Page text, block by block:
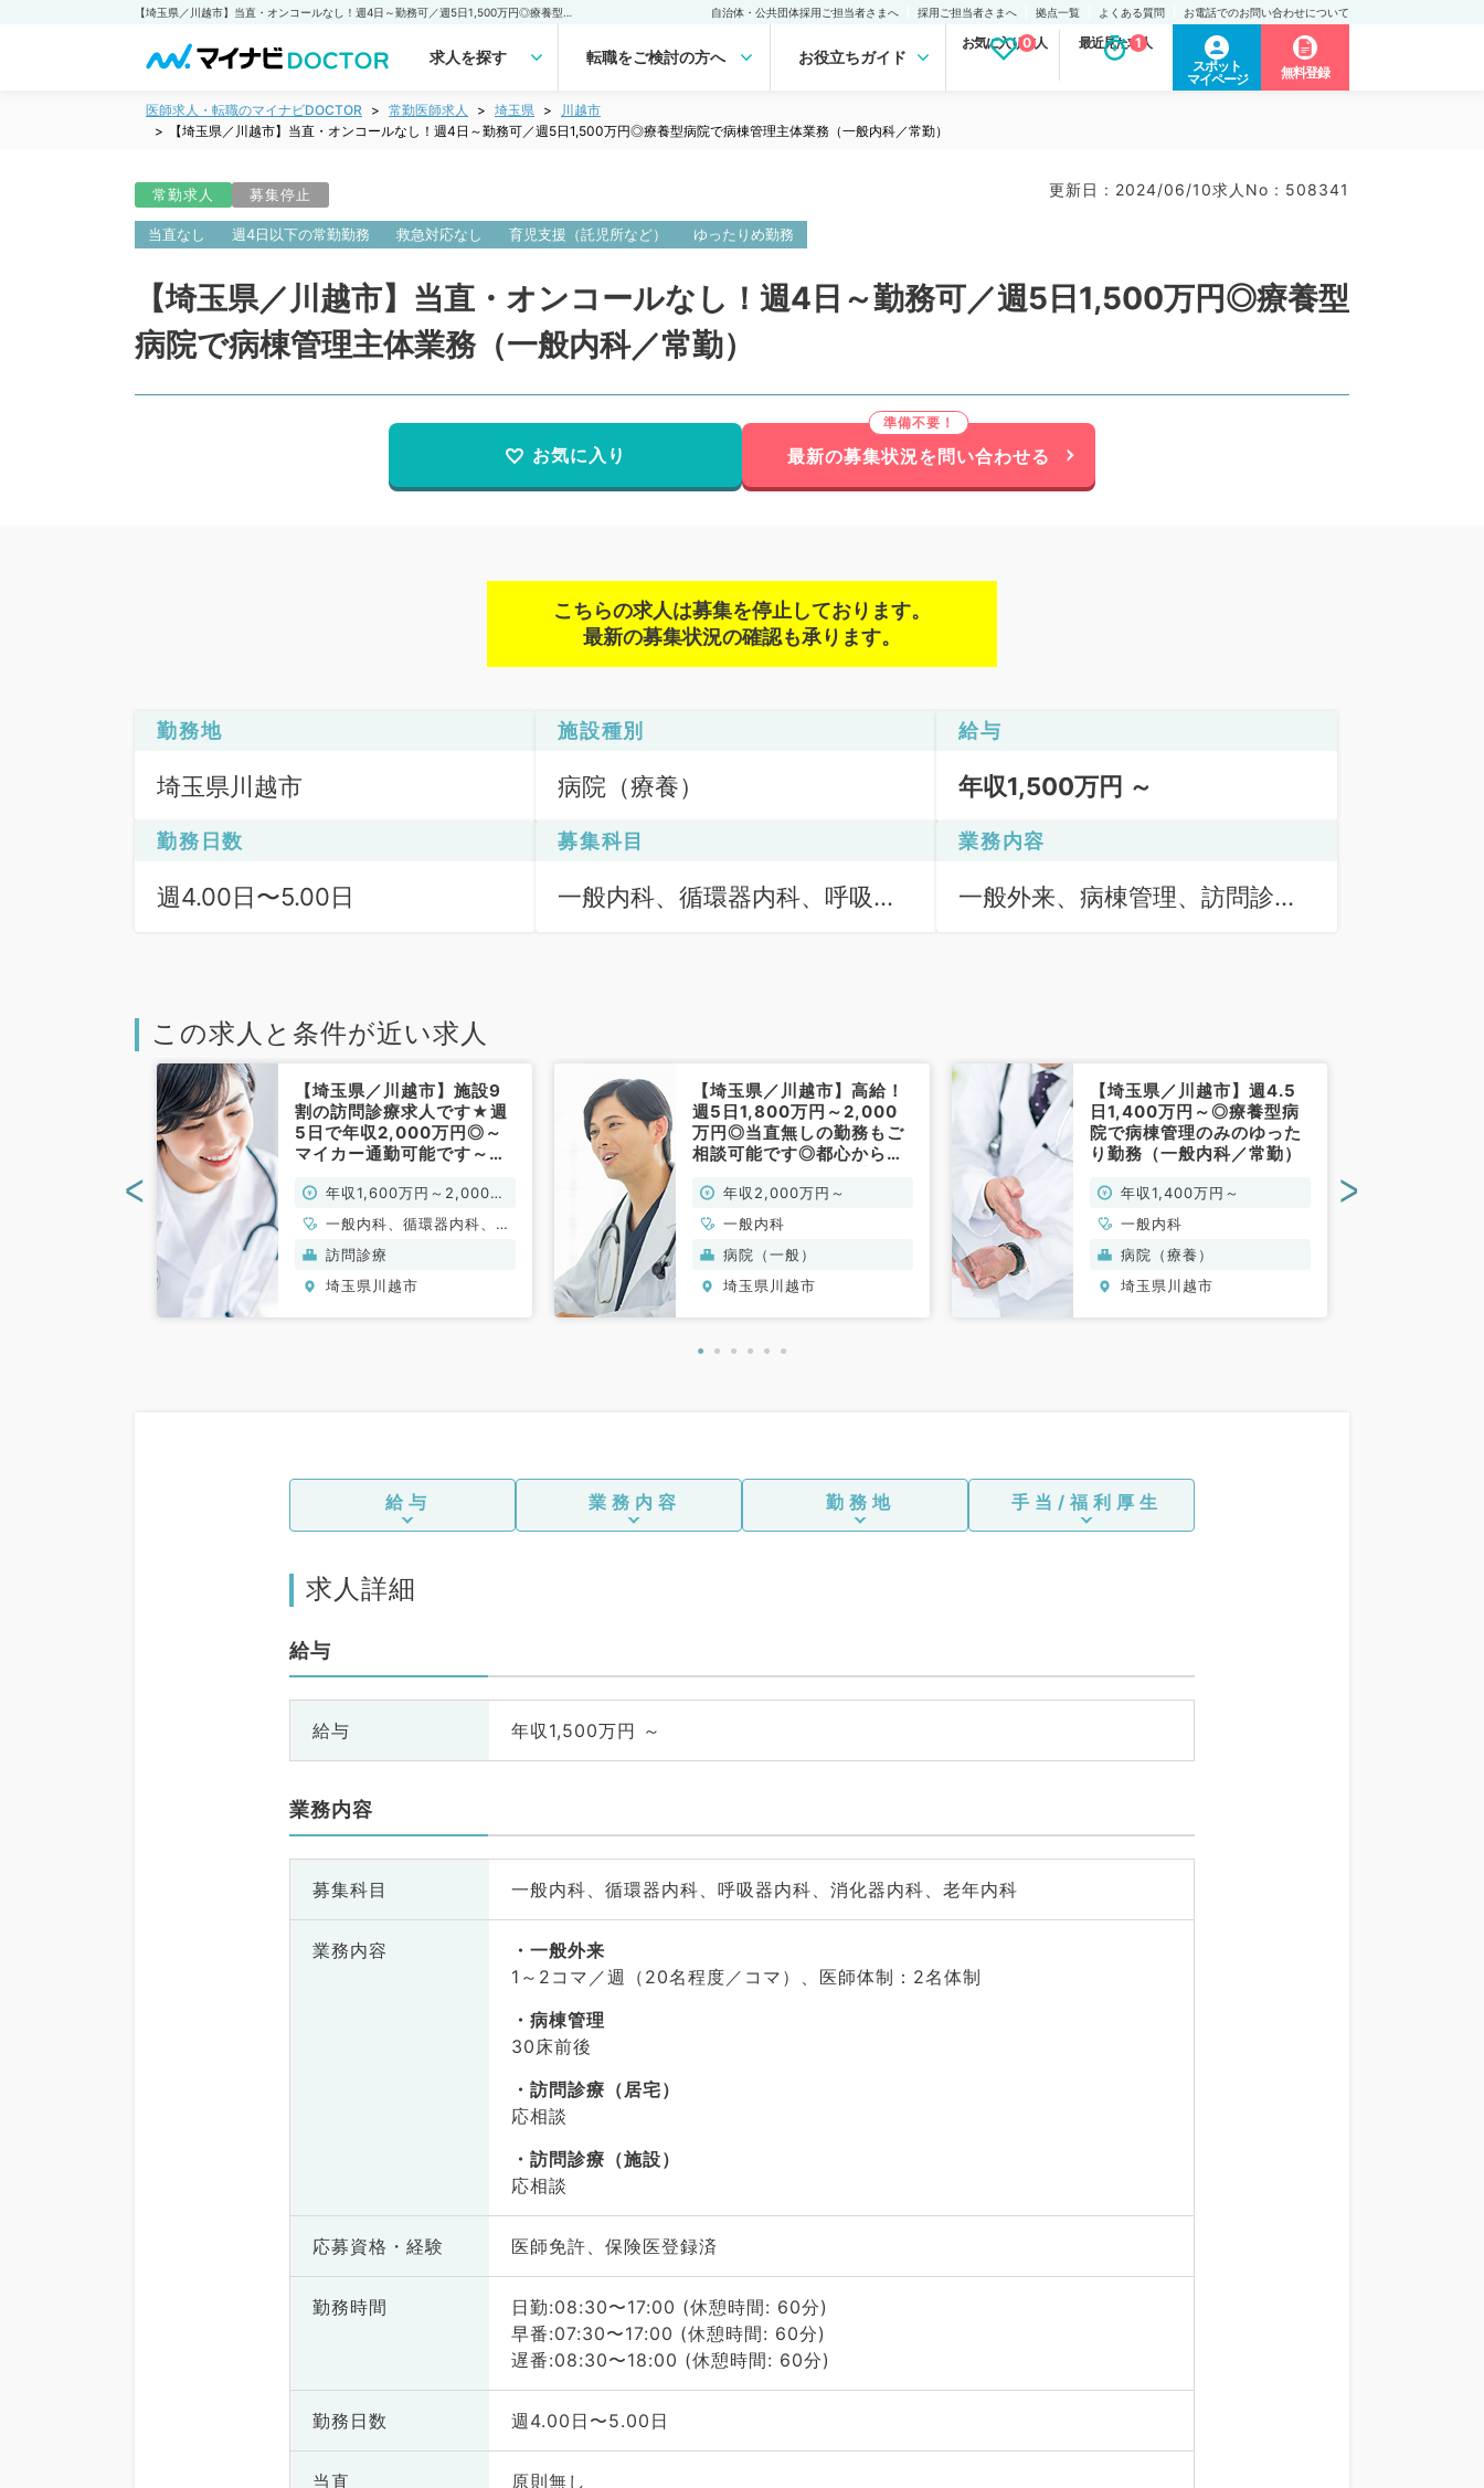
自治体・公共団体採用ご担当者さまへ 採用ご担当者さまへ 拠点一覧 よくある質問 お電話でのお問い合わせについて
求人を探す 転職をご検討の方へ お役立ちガイド
お気に入り求人
0 最近見た求人
1
スポット
マイページ
無料登録
医師求人・転職のマイナビDOCTOR 常勤医師求人 埼玉県
川越市
【埼玉県／川越市】当直・オンコールなし！週4日～勤務可／週5日1,500万円◎療養型病院で病棟管理主体業務（一般内科／常勤）
常勤求人 募集停止 更新日 : 2024/06/10求人No : 508341
当直なし 週4日以下の常勤勤務 救急対応なし 育児支援（託児所など） ゆったりめ勤務
【埼玉県／川越市】当直・オンコールなし！週4日～勤務可／週5日1,500万円◎療養型
病院で病棟管理主体業務（一般内科／常勤）
お気に入り 最新の募集状況を問い合わせる
こちらの求人は募集を停止しております。
最新の募集状況の確認も承ります。
勤務地
埼玉県川越市
施設種別
病院（療養）
給与
年収1,500万円 ～
勤務日数
週4.00日〜5.00日
募集科目
一般内科、循環器内科、呼吸器
業務内容
一般外来、病棟管理、訪問診療
この求人と条件が近い求人
【埼玉県／川越市】施設9
割の訪問診療求人です★週
5日で年収2,000万円◎～
マイカー通勤可能です～
年収1,600万円～2,000万
一般内科、循環器内科、消
化器内科、外科系全般、一
般外科、消化器外科
訪問診療
埼玉県川越市
【埼玉県／川越市】高給！
週5日1,800万円～2,000
万円◎当直無しの勤務もご
相談可能です◎都心からも
一般外来・病棟管理・救急
対応！2次救急病院です
（一般内科／常勤）
年収2,000万円～
一般内科
病院（一般）
埼玉県川越市
【埼玉県／川越市】週4.5
日1,400万円～◎療養型病
院で病棟管理のみのゆった
り勤務（一般内科／常勤）
年収1,400万円～
一般内科
病院（療養）
埼玉県川越市
< >
給与 業務内容 勤務地 手当/福利厚生
求人詳細
給与
給与 年収1,500万円 ～
業務内容
募集科目 一般内科、循環器内科、呼吸器内科、消化器内科、老年内科
業務内容
一般外来
1～2コマ／週（20名程度／コマ）、医師体制：2名体制
病棟管理
30床前後
訪問診療（居宅）
応相談
訪問診療（施設）
応相談
応募資格・ 経験 医師免許、保険医登録済
勤務時間
日勤:08:30〜17:00 (休憩時間: 60分)
早番:07:30〜17:00 (休憩時間: 60分)
遅番:08:30〜18:00 (休憩時間: 60分)
勤務日数 週4.00日〜5.00日
当直 原則無し